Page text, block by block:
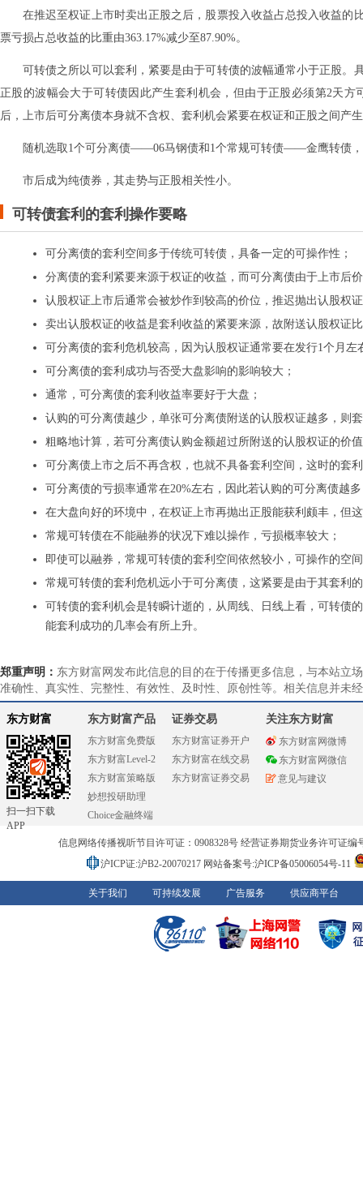
在推迟至权证上市时卖出正股之后，股票投入收益占总投入收益
票亏损占总收益的比重由363.17%减少至87.90%。
可转债之所以可以套利，紧要是由于可转债的波幅通常小于正股
正股的波幅会大于可转债因此产生套利机会，但由于正股必须第2天
后，上市后可分离债本身就不含权、套利机会紧要在权证和正股之间产
随机选取1个可分离债——06马钢债和1个常规可转债——金鹰转债
市后成为纯债券，其走势与正股相关性小。
可转债套利的套利操作要略
可分离债的套利空间多于传统可转债，具备一定的可操作性；
分离债的套利紧要来源于权证的收益，而可分离债由于上市后
认股权证上市后通常会被炒作到较高的价位，推迟抛出认股权
卖出认股权证的收益是套利收益的紧要来源，故附送认股权证
可分离债的套利危机较高，因为认股权证通常要在发行1个月左
可分离债的套利成功与否受大盘影响的影响较大；
通常，可分离债的套利收益率要好于大盘；
认购的可分离债越少，单张可分离债附送的认股权证越多，则
粗略地计算，若可分离债认购金额超过所附送的认股权证的价
可分离债上市之后不再含权，也就不具备套利空间，这时的套
可分离债的亏损率通常在20%左右，因此若认购的可分离债越
在大盘向好的环境中，在权证上市再抛出正股能获利颇丰，但
常规可转债在不能融券的状况下难以操作，亏损概率较大；
即使可以融券，常规可转债的套利空间依然较小，可操作的空
常规可转债的套利危机远小于可分离债，这紧要是由于其套利
可转债的套利机会是转瞬计逝的，从周线、日线上看，可转债
能套利成功的几率会有所上升。
郑重声明： 东方财富网发布此信息的目的在于传播更多信息，与本站立
准确性、真实性、完整性、有效性、及时性、原创性等。相关信息并未
东方财富
扫一扫下载
APP
东方财富产品
东方财富免费版
东方财富Level-2
东方财富策略版
妙想投研助理
Choice金融终端
证券交易
东方财富证券开户
东方财富在线交易
东方财富证券交易
关注东方财富
东方财富网微博
东方财富网微信
意见与建议
信息网络传播视听节目许可证：0908328号 经营证券期货业务许可证编
沪ICP证:沪B2-20070217 网站备案号:沪ICP备05006054号-11
关于我们 可持续发展 广告服务 供应商平台